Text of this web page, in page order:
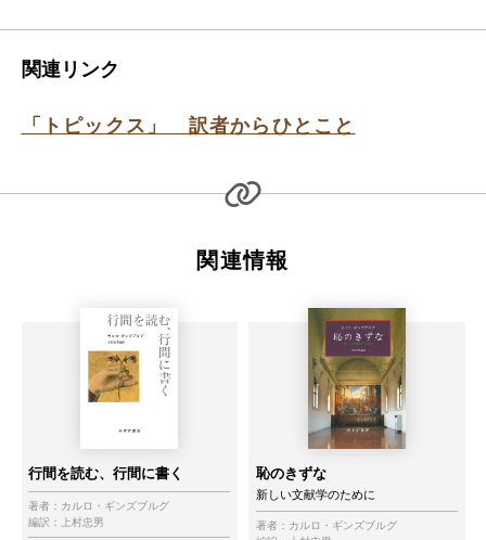
関連リンク
「トピックス」 訳者からひとこと
関連情報
行間を読む、行間に書く
著者： カルロ・ギンズブルグ
編訳：
上村忠男
恥のきずな
新しい文献学のために
著者： カルロ・ギンズブルグ